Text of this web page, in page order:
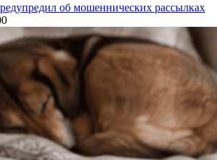
об мошеннических рассылках